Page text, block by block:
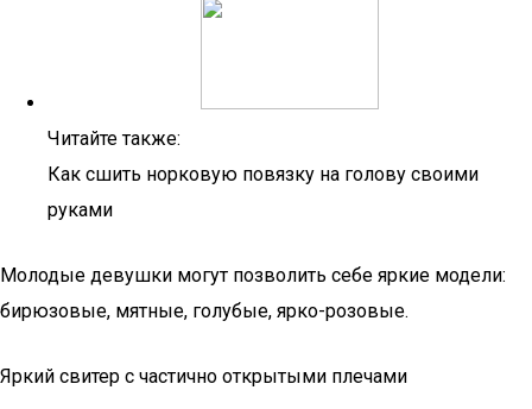
Читайте также:
Как сшить норковую повязку на голову своими
руками
Молодые девушки могут позволить себе яркие модели:
бирюзовые, мятные, голубые, ярко-розовые.
Яркий свитер с частично открытыми плечами